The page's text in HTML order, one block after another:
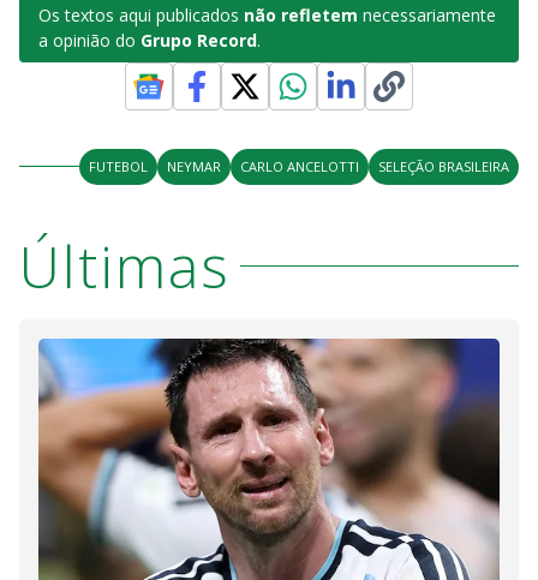
Os textos aqui publicados não refletem necessariamente
a opinião do Grupo Record.
FUTEBOL NEYMAR CARLO ANCELOTTI SELEÇÃO BRASILEIRA
Últimas